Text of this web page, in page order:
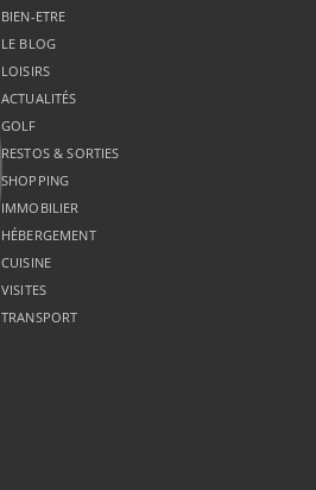
BIEN-ETRE
LE BLOG
LOISIRS
ACTUALITÉS
GOLF
RESTOS & SORTIES
SHOPPING
IMMOBILIER
HÉBERGEMENT
CUISINE
VISITES
TRANSPORT